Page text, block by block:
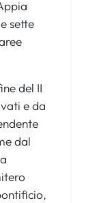
sette
del II
e da
dal